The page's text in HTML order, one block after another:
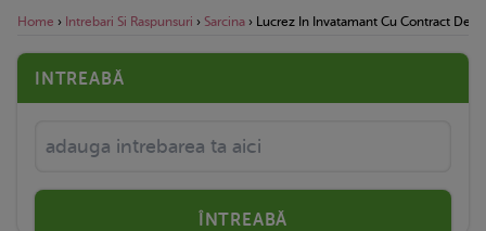
Home › Intrebari Si Raspunsuri › Sarcina › Lucrez In Invatamant Cu Contract
INTREABĂ
ÎNTREABĂ